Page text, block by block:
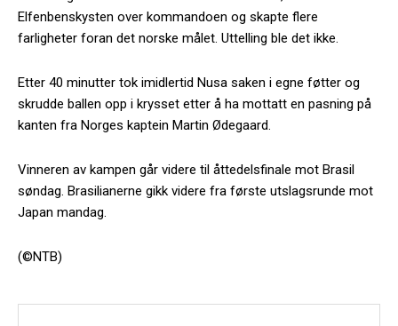
Elfenbenskysten over kommandoen og skapte flere
farligheter foran det norske målet. Uttelling ble det ikke.
Etter 40 minutter tok imidlertid Nusa saken i egne føtter og
skrudde ballen opp i krysset etter å ha mottatt en pasning på
kanten fra Norges kaptein Martin Ødegaard.
Vinneren av kampen går videre til åttedelsfinale mot Brasil
søndag. Brasilianerne gikk videre fra første utslagsrunde mot
Japan mandag.
(©NTB)